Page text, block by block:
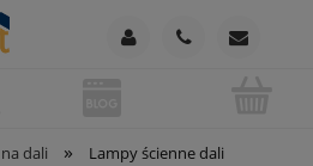
dali » Lampy ścienne dali